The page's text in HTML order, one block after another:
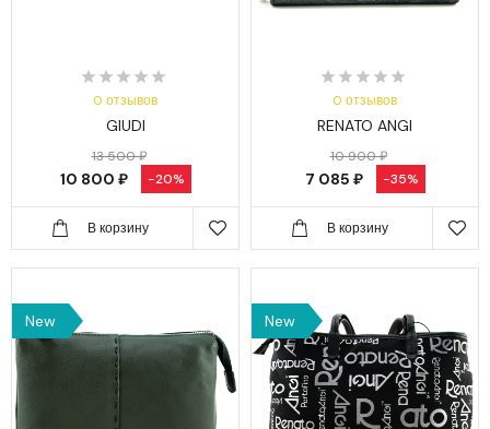
0 отзывов
GIUDI
13 500 ₽
10 800 ₽ -20%
В корзину
0 отзывов
RENATO ANGI
10 900 ₽
7 085 ₽ -35%
В корзину
New New